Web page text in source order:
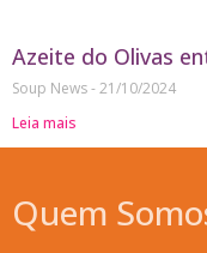
Azeite do Olivas
Soup News 21/10/2024
Leia mais
Quem